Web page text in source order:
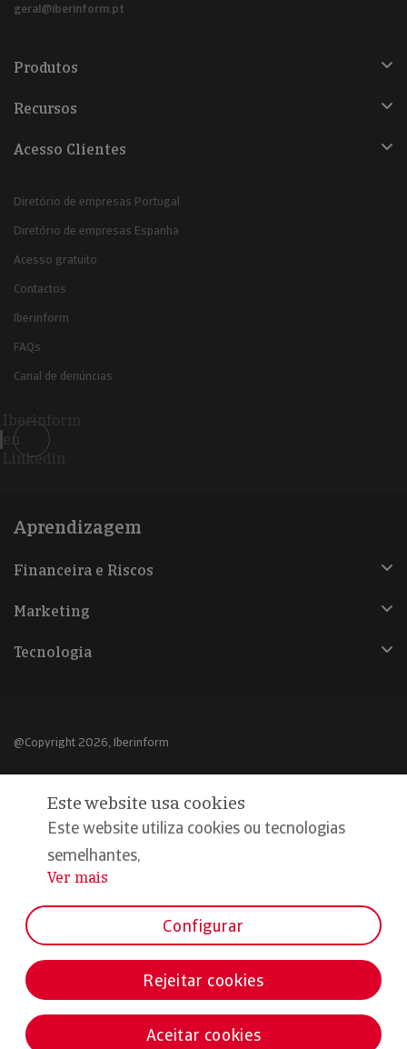
geral@iberinform.pt
Produtos
Recursos
Acesso Clientes
Diretório de empresas Portugal
Diretório de empresas Espanha
Acesso gratuito
Contactos
Iberinform
FAQs
Canal de denúncias
Iberinform
en
Linkedin
Aprendizagem
Financeira e Riscos
Marketing
Tecnologia
@Copyright 2026, Iberinform
Declaração de privacidade
Compromisso qualidade e segurança
Este website usa cookies
Este website utiliza cookies ou tecnologias
semelhantes,
...
Ver mais
Configurar
Rejeitar cookies
Aceitar cookies